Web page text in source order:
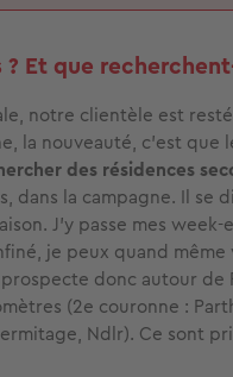
Et que
notre clientèle est
la nouveauté, c'est
des résidences
dans la campagne. Il se
J'y passe mes
je peux quand
donc autour de
(2e couronne :
Ndlr). Ce sont